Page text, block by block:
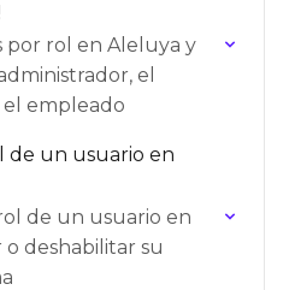
por rol en Aleluya y
el
empleado
de un usuario en
de un usuario en
deshabilitar su